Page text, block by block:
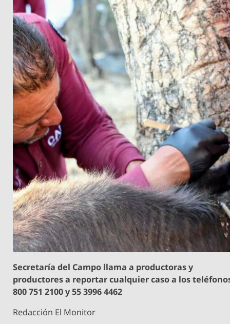
Secretaría del Campo llama a productoras y
productores a reportar cualquier caso a los
800 751 2100 y 55 3996 4462
Redacción El Monitor